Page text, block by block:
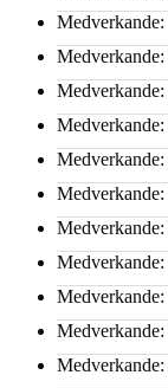
Medverkande: